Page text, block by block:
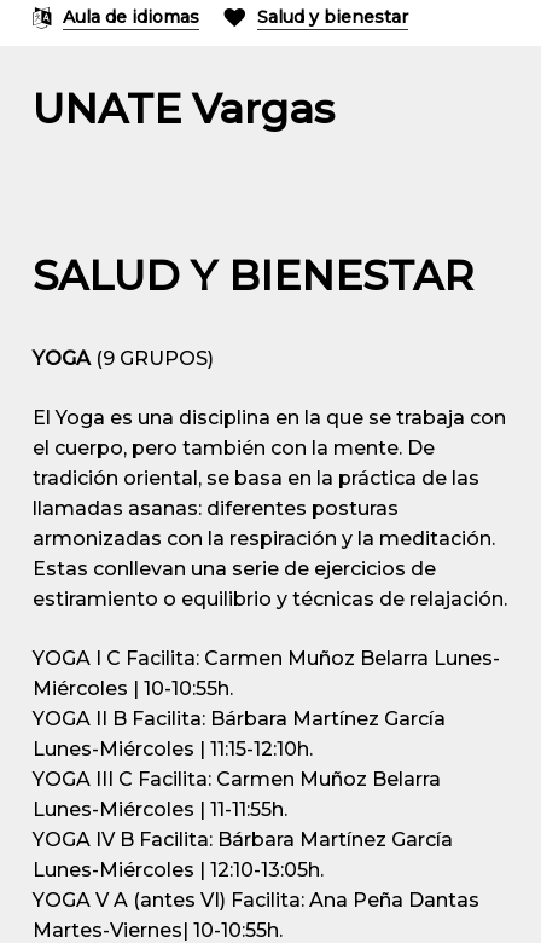
Aula de idiomas
Salud y bienestar
UNATE Vargas
SALUD Y BIENESTAR
YOGA(9 GRUPOS)
El Yoga es una disciplina en la que se trabaja con
el cuerpo, pero también con la mente. De
tradición oriental, se basa en la práctica de las
llamadas asanas: diferentes posturas
armonizadas con la respiración y la meditación.
Estas conllevan una serie de ejercicios de
estiramiento o equilibrio y técnicas de relajación.
YOGA I C Facilita: Carmen Muñoz Belarra Lunes-
Miércoles | 10-10:55h.
YOGA II B Facilita: Bárbara Martínez García
Lunes-Miércoles | 11:15-12:10h.
YOGA III C Facilita: Carmen Muñoz Belarra
Lunes-Miércoles | 11-11:55h.
YOGA IV B Facilita: Bárbara Martínez García
Lunes-Miércoles | 12:10-13:05h.
YOGA V A (antes VI) Facilita: Ana Peña Dantas
Martes-Viernes| 10-10:55h.